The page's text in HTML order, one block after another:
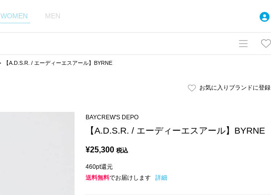
WOMEN MEN
【A.D.S.R. / エーディーエスアール】BYRNE
お気に入りブランドに登録
BAYCREW'S DEPO
【A.D.S.R. / エーディーエスアール】BYRNE
¥25,300 税込
460pt還元
送料無料でお届けします 詳細